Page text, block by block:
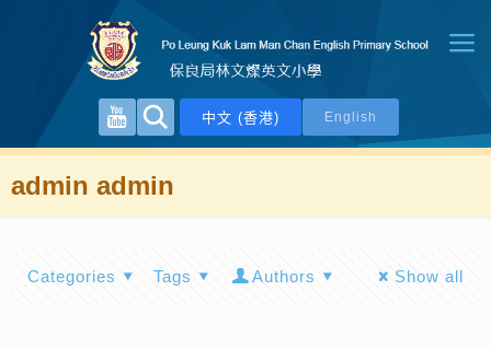
中文 (香港) English
admin admin
Categories Tags Authors Show all